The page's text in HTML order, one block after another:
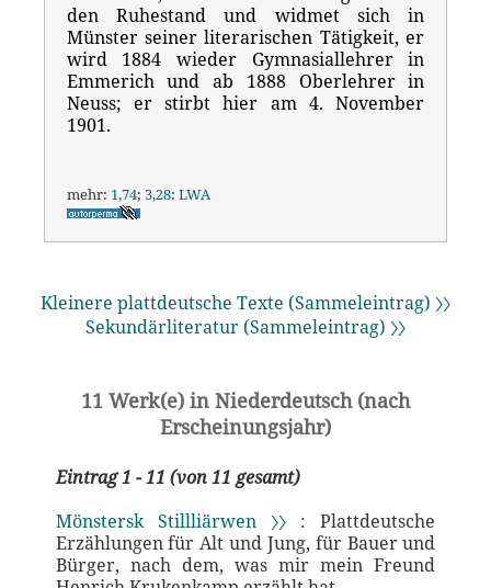
den Ruhestand und widmet sich in
Münster seiner literarischen Tätigkeit, er
wird 1884 wieder Gymnasiallehrer in
Emmerich und ab 1888 Oberlehrer in
Neuss; er stirbt hier am 4. November
1901.
mehr: 1,74; 3,28: LWA
Kleinere plattdeutsche Texte (Sammeleintrag) 〉〉
Sekundärliteratur (Sammeleintrag) 〉〉
11 Werk(e) in Niederdeutsch (nach
Erscheinungsjahr)
Eintrag 1 - 11 (von 11 gesamt)
Mönstersk Stillliärwen 〉〉 : Plattdeutsche
Erzählungen für Alt und Jung, für Bauer und
Bürger, nach dem, was mir mein Freund